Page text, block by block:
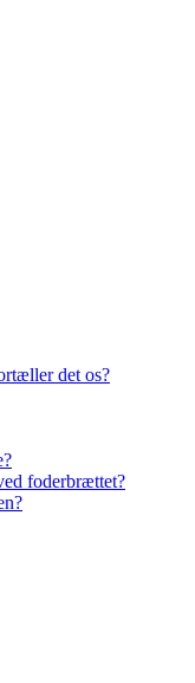
det os?
foderbrættet?